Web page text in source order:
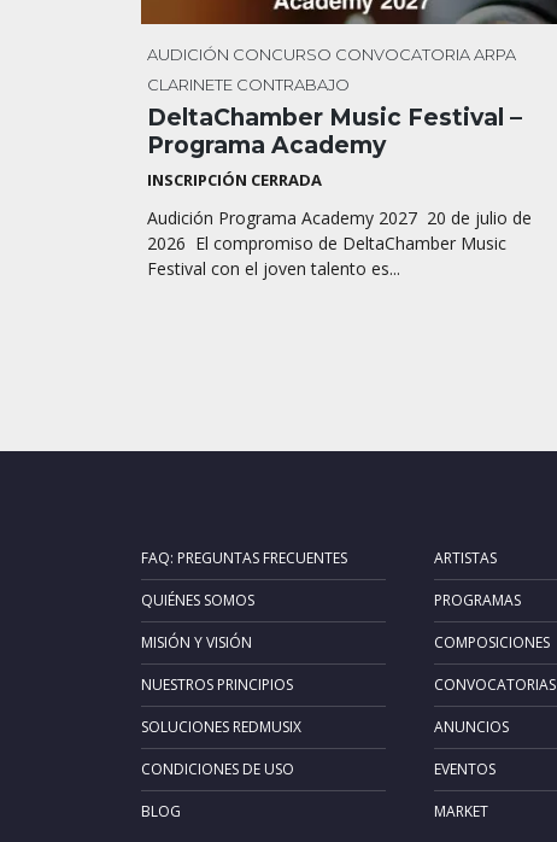
AUDICIÓN CONCURSO CONVOCATORIAARPA
CLARINETE CONTRABAJO
DeltaChamber Music Festival –
Programa Academy
INSCRIPCIÓN CERRADA
Audición Programa Academy 2027 20 de julio de
2026 El compromiso de DeltaChamber Music
Festival con el joven talento es...
FAQ: PREGUNTAS FRECUENTES
QUIÉNES SOMOS
MISIÓN Y VISIÓN
NUESTROS PRINCIPIOS
SOLUCIONES REDMUSIX
CONDICIONES DE USO
BLOG
ARTISTAS
PROGRAMAS
COMPOSICIONES
CONVOCATORIAS
ANUNCIOS
EVENTOS
MARKET